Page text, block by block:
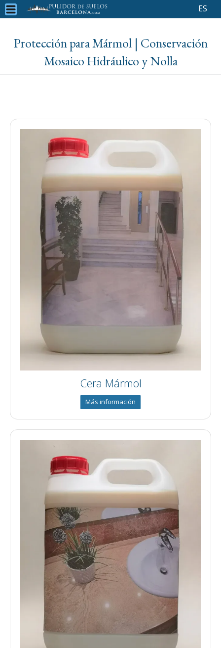
ES
Protección para Mármol | Conservación
Mosaico Hidráulico y Nolla
Cera Mármol
Más información